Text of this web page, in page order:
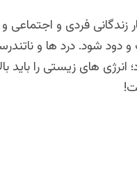
زندگانی فردی و
شود. درد ها و
های زیستی را باید